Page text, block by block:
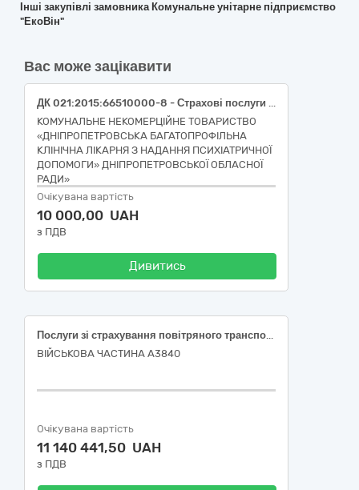
Інші закупівлі замовника Комунальне унітарне підприємство
"ЕкоВін"
Вас може зацікавити
ДК 021:2015:66510000-8 - Страхові послуги (Послуги на обов’язкове страхування цивільно-правової відповідальності власників наземних транспортних засобів)
КОМУНАЛЬНЕ НЕКОМЕРЦІЙНЕ ТОВАРИСТВО
«ДНІПРОПЕТРОВСЬКА БАГАТОПРОФІЛЬНА
КЛІНІЧНА ЛІКАРНЯ З НАДАННЯ ПСИХІАТРИЧНОЇ
ДОПОМОГИ» ДНІПРОПЕТРОВСЬКОЇ ОБЛАСНОЇ
РАДИ»
Очікувана вартість
10 000,00 UAH
з ПДВ
Дивитись
Послуги зі страхування повітряного транспорту та цивільної відповідальності власників повітряного транспорту
ВІЙСЬКОВА ЧАСТИНА А3840
Очікувана вартість
11 140 441,50 UAH
з ПДВ